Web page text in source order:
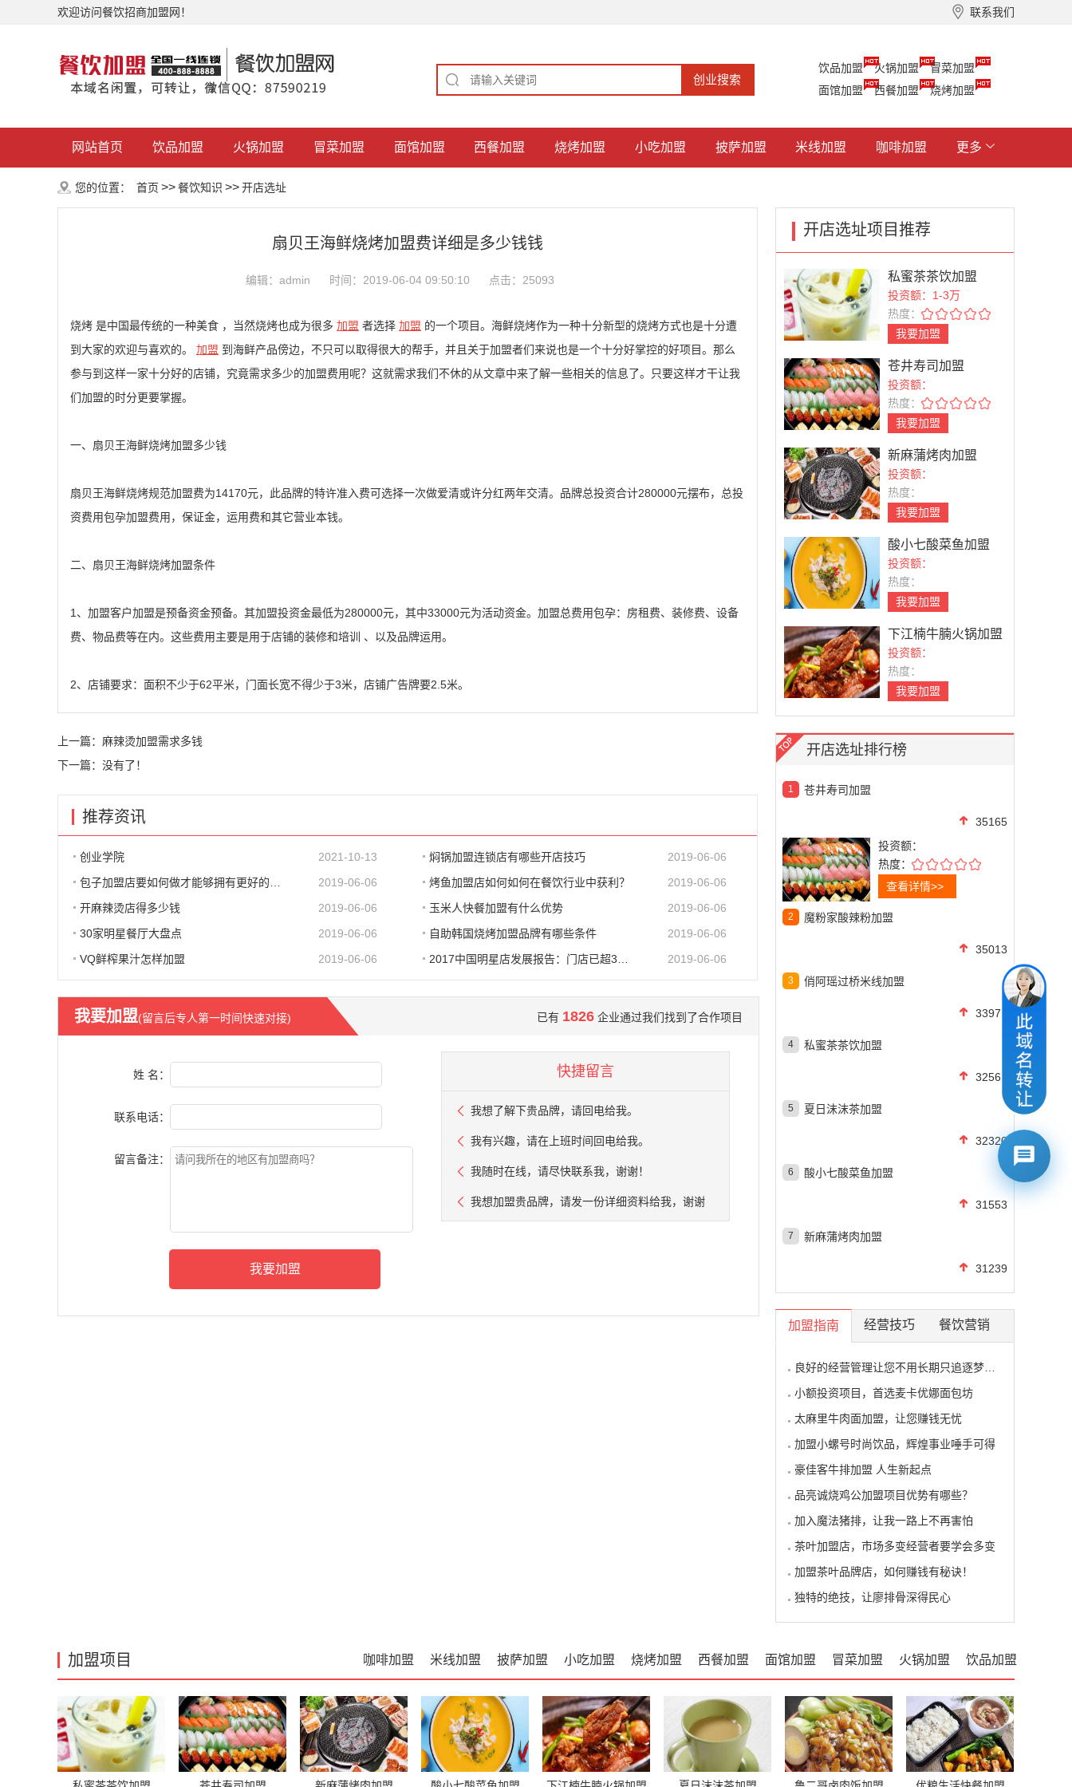
欢迎访问餐饮招商加盟网！ 联系我们
饮品加盟 火锅加盟
冒菜加盟
面馆加盟
西餐加盟 烧烤加盟
网站首页 饮品加盟 火锅加盟 冒菜加盟 面馆加盟 西餐加盟 烧烤加盟 小吃加盟 披萨加盟 米线加盟 咖啡加盟 更多
您的位置： 首页 >>餐饮知识 >>开店选址
扇贝王海鲜烧烤加盟费详细是多少钱钱
编辑：admin 时间：2019-06-04 09:50:10 点击：25093
烧烤 是中国最传统的一种美食 ，当然烧烤也成为很多 加盟 者选择 加盟 的一个项目。海鲜烧烤作为一种十分新型的烧烤方式也是十分遭
到大家的欢迎与喜欢的。
加盟 到海鲜产品傍边，不只可以取得很大的帮手，并且关于加盟者们来说也是一个十分好掌控的好项目。那么
参与到这样一家十分好的店铺，究竟需求多少的加盟费用呢？这就需求我们不休的从文章中来了解一些相关的信息了。只要这样才干让我
们加盟的时分更要掌握。
一、扇贝王海鲜烧烤加盟多少钱
扇贝王海鲜烧烤规范加盟费为14170元，此品牌的特许准入费可选择一次做爱清或许分红两年交清。品牌总投资合计280000元摆布，总投
资费用包孕加盟费用，保证金，运用费和其它营业本钱。
二、扇贝王海鲜烧烤加盟条件
1、加盟客户加盟是预备资金预备。其加盟投资金最低为280000元，其中33000元为活动资金。加盟总费用包孕：房租费、装修费、设备
费、物品费等在内。这些费用主要是用于店铺的装修和培训 、以及品牌运用。
2、店铺要求：面积不少于62平米，门面长宽不得少于3米，店铺广告牌要2.5米。
上一篇： 麻辣烫加盟需求多钱
下一篇：没有了！
推荐资讯
创业学院 2021-10-13 焖锅加盟连锁店有哪些开店技巧
2019-06-06
包子加盟店要如何做才能够拥有更好的生意呢?
2019-06-06 烤鱼加盟店如何如何在餐饮行业中获利？
2019-06-06
开麻辣烫店得多少钱
2019-06-06 玉米人快餐加盟有什么优势
2019-06-06
30家明星餐厅大盘点
2019-06-06 自助韩国烧烤加盟品牌有哪些条件
2019-06-06
VQ鲜榨果汁怎样加盟
2019-06-06 2017中国明星店发展报告：门店已超300家 首选餐饮 2019-06-06
我要加盟(留言后专人第一时间快速对接) 已有 1826 企业通过我们找到了合作项目
姓 名：
联系电话：
留言备注：
快捷留言
我想了解下贵品牌，请回电给我。
我有兴趣，请在上班时间回电给我。
我随时在线，请尽快联系我，谢谢！
我想加盟贵品牌，请发一份详细资料给我，谢谢
开店选址项目推荐
私蜜茶茶饮加盟
投资额：1-3万
热度：
我要加盟
苍井寿司加盟
投资额：
热度：
我要加盟
新麻蒲烤肉加盟
投资额：
热度：
我要加盟
酸小七酸菜鱼加盟
投资额：
热度：
我要加盟
下江楠牛腩火锅加盟
投资额：
热度：
我要加盟
开店选址排行榜
1 苍井寿司加盟
35165
投资额：
热度：
查看详情>>
2 魔粉家酸辣粉加盟
35013
3 俏阿瑶过桥米线加盟
33970
4 私蜜茶茶饮加盟
32568
5 夏日沫沫茶加盟
32320
6 酸小七酸菜鱼加盟
31553
7 新麻蒲烤肉加盟
31239
加盟指南 经营技巧 餐饮营销
良好的经营管理让您不用长期只追逐梦想的影子
小额投资项目，首选麦卡优娜面包坊
太麻里牛肉面加盟，让您赚钱无忧
加盟小螺号时尚饮品，辉煌事业唾手可得
豪佳客牛排加盟 人生新起点
品亮诚烧鸡公加盟项目优势有哪些？
加入魔法猪排，让我一路上不再害怕
茶叶加盟店，市场多变经营者要学会多变
加盟茶叶品牌店，如何赚钱有秘诀！
独特的绝技，让廖排骨深得民心
加盟项目 饮品加盟
火锅加盟
冒菜加盟
面馆加盟
西餐加盟
烧烤加盟
小吃加盟
披萨加盟
米线加盟
咖啡加盟